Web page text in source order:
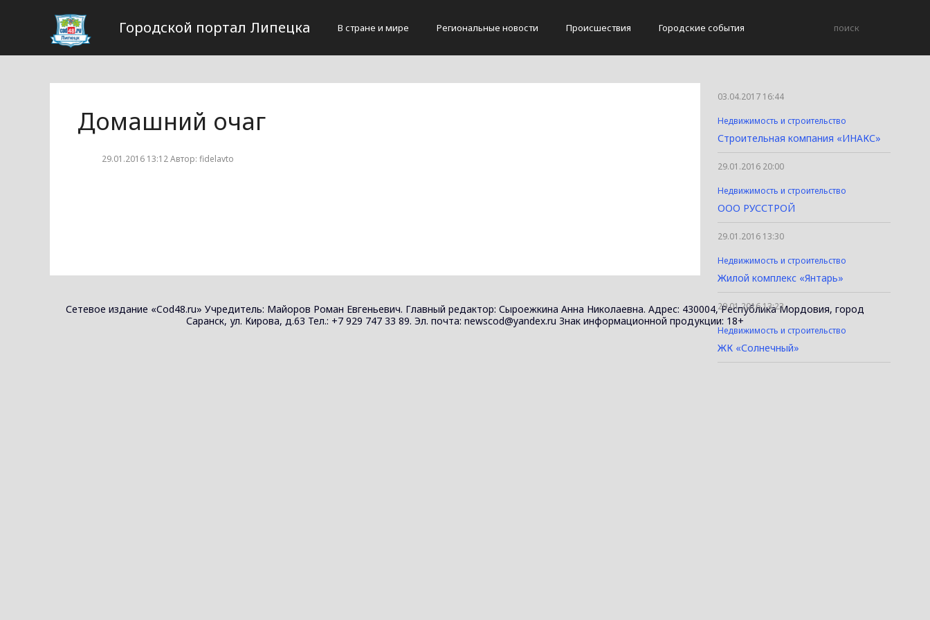
Городской портал Липецка В стране и мире Региональные новости Происшествия Городские события
Домашний очаг
29.01.2016 13:12 Автор: fidelavto
03.04.2017 16:44
Недвижимость и строительство
Строительная компания «ИНАКС»
29.01.2016 20:00
Недвижимость и строительство
ООО РУССТРОЙ
29.01.2016 13:30
Недвижимость и строительство
Жилой комплекс «Янтарь»
29.01.2016 13:23
Недвижимость и строительство
ЖК «Солнечный»
Сетевое издание «Cod48.ru» Учредитель: Майоров Роман Евгеньевич. Главный редактор: Сыроежкина Анна Николаевна. Адрес: 430004, Республика Мордовия, город
Саранск, ул. Кирова, д.63 Тел.: +7 929 747 33 89. Эл. почта: newscod@yandex.ru Знак информационной продукции: 18+